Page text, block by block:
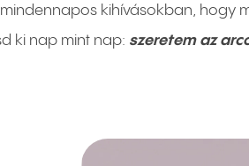
kihívásokban, hogy
ki nap mint nap: szeretem az